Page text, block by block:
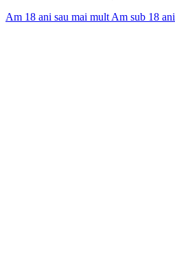
Am 18 ani sau mai mult Am sub 18 ani